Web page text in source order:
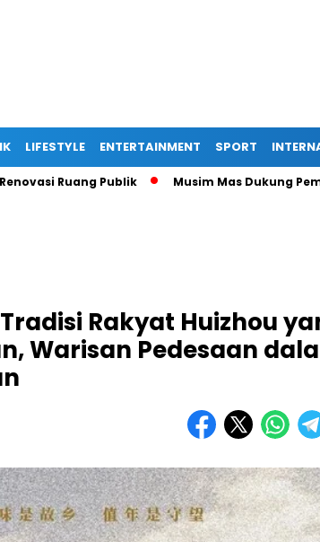
LIFESTYLE ENTERTAINMENT SPORT
Publik Musim Mas Dukung Pemerintah
Rakyat Huizhou
Warisan Pedesaan